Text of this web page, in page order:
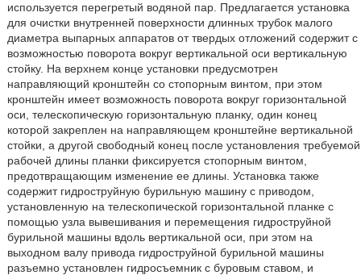
используется перегретый водяной пар. Предлагается установка
для очистки внутренней поверхности длинных трубок малого
диаметра выпарных аппаратов от твердых отложений содержит с
возможностью поворота вокруг вертикальной оси вертикальную
стойку. На верхнем конце установки предусмотрен
направляющий кронштейн со стопорным винтом, при этом
кронштейн имеет возможность поворота вокруг горизонтальной
оси, телескопическую горизонтальную планку, один конец
которой закреплен на направляющем кронштейне вертикальной
стойки, а другой свободный конец после установления требуемой
рабочей длины планки фиксируется стопорным винтом,
предотвращающим изменение ее длины. Установка также
содержит гидроструйную бурильную машину с приводом,
установленную на телескопической горизонтальной планке с
помощью узла вывешивания и перемещения гидроструйной
бурильной машины вдоль вертикальной оси, при этом на
выходном валу привода гидроструйной бурильной машины
разъемно установлен гидросъемник с буровым ставом, и